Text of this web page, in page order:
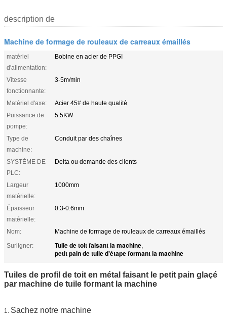
description de
Machine de formage de rouleaux de carreaux émaillés
matériel
d'alimentation:
Bobine en acier de PPGI
Vitesse
fonctionnante:
3-5m/min
Matériel d'axe:
Acier 45# de haute qualité
Puissance de
pompe:
5.5KW
Type de
machine:
Conduit par des chaînes
SYSTÈME DE
PLC:
Delta ou demande des clients
Largeur
matérielle:
1000mm
Épaisseur
matérielle:
0.3-0.6mm
Nom:
Machine de formage de rouleaux de carreaux émaillés
Surligner:
Tuile de toit faisant la machine,
petit pain de tuile d'étape formant la machine
Tuiles de profil de toit en métal faisant le petit pain glaçé
par machine de tuile formant la machine
1. Sachez notre machine